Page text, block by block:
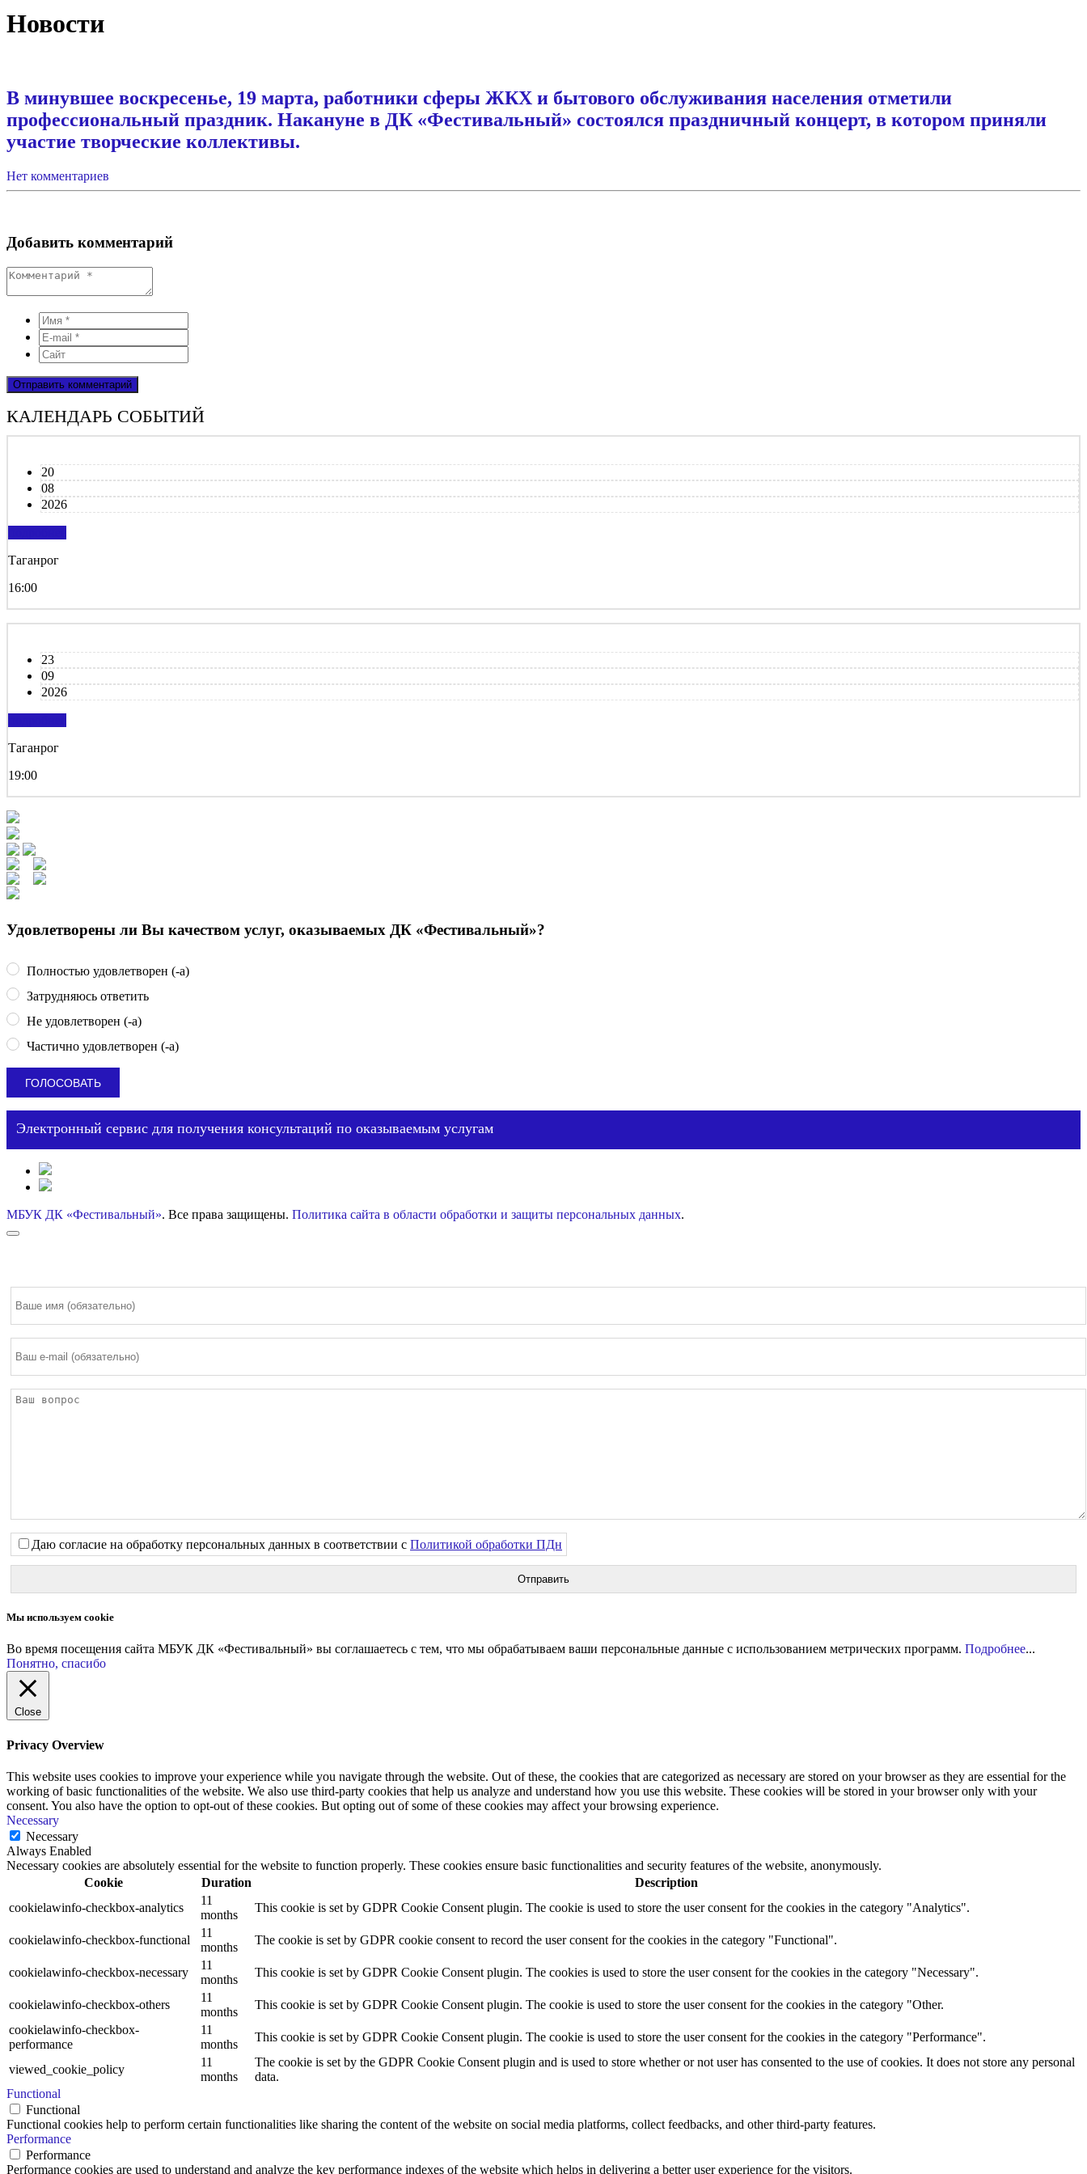
Новости
В минувшее воскресенье, 19 марта, работники сферы ЖКХ и бытового обслуживания населения отметили
профессиональный праздник. Накануне в ДК «Фестивальный» состоялся праздничный концерт, в котором приняли
участие творческие коллективы.
Нет комментариев
Добавить комментарий
КАЛЕНДАРЬ СОБЫТИЙ
20
08
2026
Таганрог
16:00
23
09
2026
Таганрог
19:00
Удовлетворены ли Вы качеством услуг, оказываемых ДК «Фестивальный»?
Полностью удовлетворен (-а)
Затрудняюсь ответить
Не удовлетворен (-а)
Частично удовлетворен (-а)
Электронный сервис для получения консультаций по оказываемым услугам
МБУК ДК «Фестивальный». Все права защищены. Политика сайта в области обработки и защиты персональных данных.
Даю согласие на обработку персональных данных в соответствии с Политикой обработки ПДн
Мы используем cookie
Во время посещения сайта МБУК ДК «Фестивальный» вы соглашаетесь с тем, что мы обрабатываем ваши персональные данные с использованием метрических программ. Подробнее...
Понятно, спасибо
Close
Privacy Overview
This website uses cookies to improve your experience while you navigate through the website. Out of these, the cookies that are categorized as necessary are stored on your browser as they are essential for the
working of basic functionalities of the website. We also use third-party cookies that help us analyze and understand how you use this website. These cookies will be stored in your browser only with your
consent. You also have the option to opt-out of these cookies. But opting out of some of these cookies may affect your browsing experience.
Necessary
Necessary
Always Enabled
Necessary cookies are absolutely essential for the website to function properly. These cookies ensure basic functionalities and security features of the website, anonymously.
Cookie
Duration
Description
cookielawinfo-checkbox-analytics
11
months
This cookie is set by GDPR Cookie Consent plugin. The cookie is used to store the user consent for the cookies in the category "Analytics".
cookielawinfo-checkbox-functional
11
months
The cookie is set by GDPR cookie consent to record the user consent for the cookies in the category "Functional".
cookielawinfo-checkbox-necessary
11
months
This cookie is set by GDPR Cookie Consent plugin. The cookies is used to store the user consent for the cookies in the category "Necessary".
cookielawinfo-checkbox-others
11
months
This cookie is set by GDPR Cookie Consent plugin. The cookie is used to store the user consent for the cookies in the category "Other.
cookielawinfo-checkbox-
performance
11
months
This cookie is set by GDPR Cookie Consent plugin. The cookie is used to store the user consent for the cookies in the category "Performance".
viewed_cookie_policy
11
months
The cookie is set by the GDPR Cookie Consent plugin and is used to store whether or not user has consented to the use of cookies. It does not store any personal
data.
Functional
Functional
Functional cookies help to perform certain functionalities like sharing the content of the website on social media platforms, collect feedbacks, and other third-party features.
Performance
Performance
Performance cookies are used to understand and analyze the key performance indexes of the website which helps in delivering a better user experience for the visitors.